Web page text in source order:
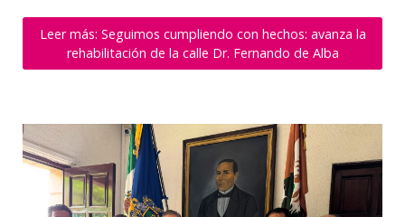
Leer más: Seguimos cumpliendo con hechos: avanza la
rehabilitación de la calle Dr. Fernando de Alba